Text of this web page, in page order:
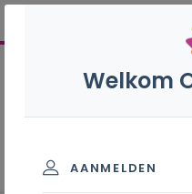
Welkom
AANMELDEN